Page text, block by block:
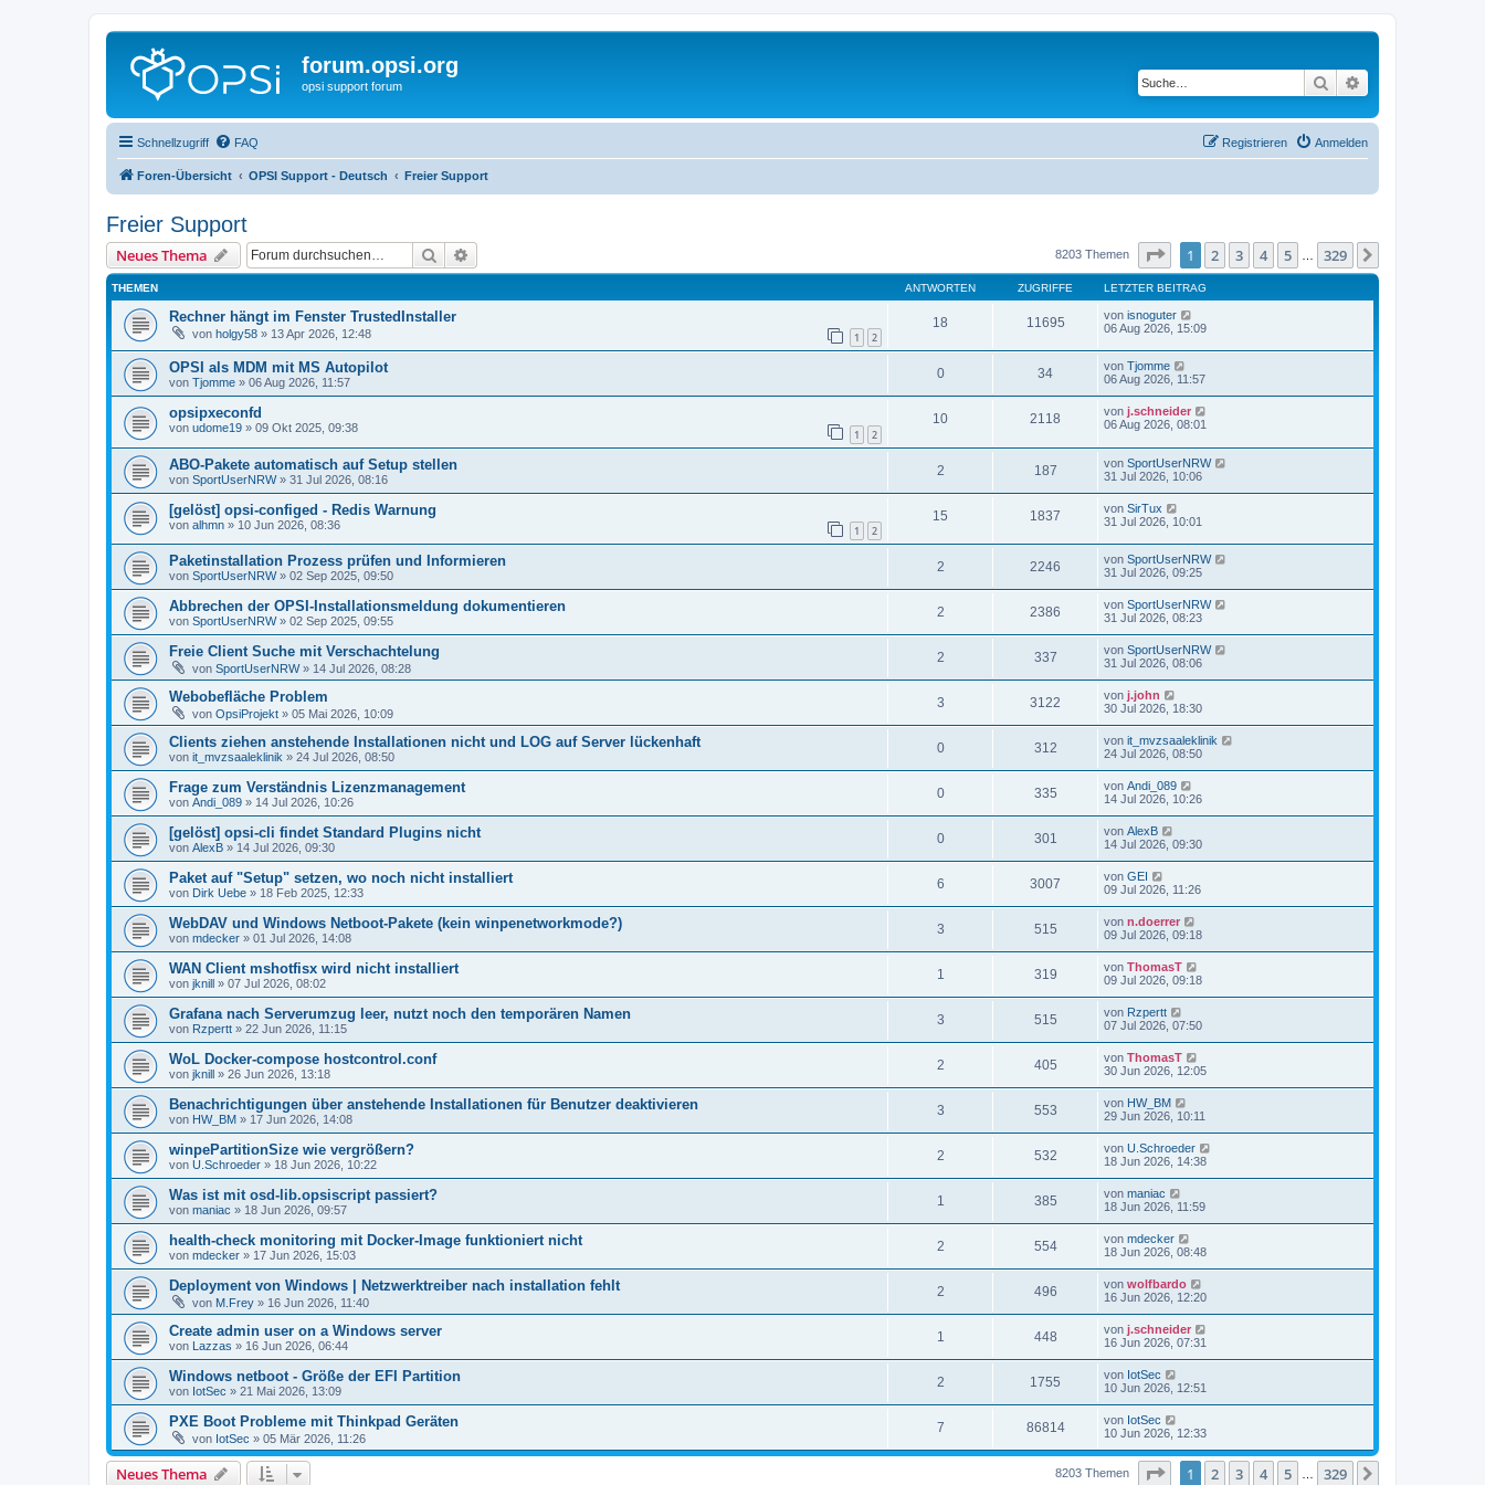
forum.opsi.org
opsi support forum Suche
Schnellzugriff FAQ Anmelden
Registrieren
Foren-Übersicht OPSI Support - Deutsch Freier Support
Freier Support
Neues Thema Suche 8203 Themen Seite von329
1 2 3 4 5 329
THEMEN ANTWORTEN ZUGRIFFE LETZTER BEITRAG
Rechner hängt im Fenster TrustedInstaller
von holgy58 » 13 Apr 2026, 12:48 1 2
18 11695 von isnoguter
06 Aug 2026, 15:09
OPSI als MDM mit MS Autopilot
von Tjomme » 06 Aug 2026, 11:57
0 34 von Tjomme
06 Aug 2026, 11:57
opsipxeconfd
von udome19 » 09 Okt 2025, 09:38 1 2
10 2118 von j.schneider
06 Aug 2026, 08:01
ABO-Pakete automatisch auf Setup stellen
von SportUserNRW» 31 Jul 2026, 08:16
2 187 von SportUserNRW
31 Jul 2026, 10:06
[gelöst] opsi-configed - Redis Warnung
von alhmn » 10 Jun 2026, 08:36 1 2
15 1837 von SirTux
31 Jul 2026, 10:01
Paketinstallation Prozess prüfen und Informieren
von SportUserNRW» 02 Sep 2025, 09:50
2 2246 von SportUserNRW
31 Jul 2026, 09:25
Abbrechen der OPSI-Installationsmeldung dokumentieren
von SportUserNRW» 02 Sep 2025, 09:55
2 2386 von SportUserNRW
31 Jul 2026, 08:23
Freie Client Suche mit Verschachtelung
von SportUserNRW» 14 Jul 2026, 08:28
2 337 von SportUserNRW
31 Jul 2026, 08:06
Webobefläche Problem
von OpsiProjekt » 05 Mai 2026, 10:09
3 3122 von j.john
30 Jul 2026, 18:30
Clients ziehen anstehende Installationen nicht und LOG auf Server lückenhaft
von it_mvzsaaleklinik » 24 Jul 2026, 08:50
0 312 von it_mvzsaaleklinik
24 Jul 2026, 08:50
Frage zum Verständnis Lizenzmanagement
von Andi_089 » 14 Jul 2026, 10:26
0 335 von Andi_089
14 Jul 2026, 10:26
[gelöst] opsi-cli findet Standard Plugins nicht
von AlexB » 14 Jul 2026, 09:30
0 301 von AlexB
14 Jul 2026, 09:30
Paket auf "Setup" setzen, wo noch nicht installiert
von Dirk Uebe » 18 Feb 2025, 12:33
6 3007 von GEI
09 Jul 2026, 11:26
WebDAV und Windows Netboot-Pakete (kein winpenetworkmode?)
von mdecker » 01 Jul 2026, 14:08
3 515 von n.doerrer
09 Jul 2026, 09:18
WAN Client mshotfisx wird nicht installiert
von jknill » 07 Jul 2026, 08:02
1 319 von ThomasT
09 Jul 2026, 09:18
Grafana nach Serverumzug leer, nutzt noch den temporären Namen
von Rzpertt » 22 Jun 2026, 11:15
3 515 von Rzpertt
07 Jul 2026, 07:50
WoL Docker-compose hostcontrol.conf
von jknill » 26 Jun 2026, 13:18
2 405 von ThomasT
30 Jun 2026, 12:05
Benachrichtigungen über anstehende Installationen für Benutzer deaktivieren
von HW_BM » 17 Jun 2026, 14:08
3 553 von HW_BM
29 Jun 2026, 10:11
winpePartitionSize wie vergrößern?
von U.Schroeder » 18 Jun 2026, 10:22
2 532 von U.Schroeder
18 Jun 2026, 14:38
Was ist mit osd-lib.opsiscript passiert?
von maniac » 18 Jun 2026, 09:57
1 385 von maniac
18 Jun 2026, 11:59
health-check monitoring mit Docker-Image funktioniert nicht
von mdecker » 17 Jun 2026, 15:03
2 554 von mdecker
18 Jun 2026, 08:48
Deployment von Windows | Netzwerktreiber nach installation fehlt
von M.Frey » 16 Jun 2026, 11:40
2 496 von wolfbardo
16 Jun 2026, 12:20
Create admin user on a Windows server
von Lazzas » 16 Jun 2026, 06:44
1 448 von j.schneider
16 Jun 2026, 07:31
Windows netboot - Größe der EFI Partition
von IotSec » 21 Mai 2026, 13:09
2 1755 von IotSec
10 Jun 2026, 12:51
PXE Boot Probleme mit Thinkpad Geräten
von IotSec » 05 Mär 2026, 11:26
7 86814 von IotSec
10 Jun 2026, 12:33
Neues Thema 8203 Themen Seite von329
1 2 3 4 5 … 329